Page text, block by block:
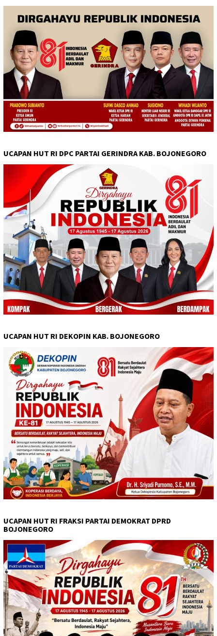
UCAPAN HUT RI DPC PARTAI GERINDRA KAB. BOJONEGORO
UCAPAN HUT RI DEKOPIN KAB. BOJONEGORO
UCAPAN HUT RI FRAKSI PARTAI DEMOKRAT DPRD
BOJONEGORO